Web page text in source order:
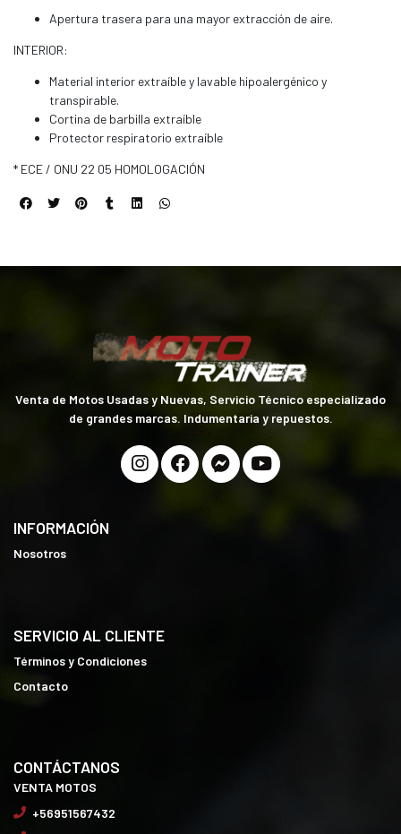
Apertura trasera para una mayor extracción de aire.
INTERIOR:
Material interior extraíble y lavable hipoalergénico y
transpirable.
Cortina de barbilla extraíble
Protector respiratorio extraíble
* ECE / ONU 22 05 HOMOLOGACIÓN
Venta de Motos Usadas y Nuevas, Servicio Técnico especializado
de grandes marcas. Indumentaria y repuestos.
INFORMACIÓN
Nosotros
SERVICIO AL CLIENTE
Términos y Condiciones
Contacto
CONTÁCTANOS
VENTA MOTOS
+56951567432